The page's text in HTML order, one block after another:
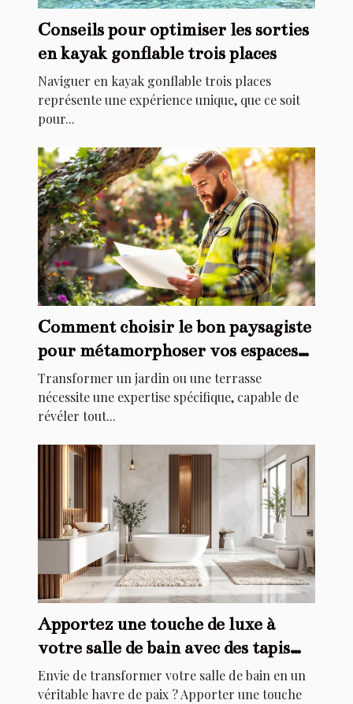
Conseils pour optimiser les sorties
en kayak gonflable trois places
Naviguer en kayak gonflable trois places
représente une expérience unique, que ce soit
pour...
Comment choisir le bon paysagiste
pour métamorphoser vos espaces
extérieurs ?
Transformer un jardin ou une terrasse
nécessite une expertise spécifique, capable de
révéler tout...
Apportez une touche de luxe à
votre salle de bain avec des tapis
élégants
Envie de transformer votre salle de bain en un
véritable havre de paix ? Apporter une touche